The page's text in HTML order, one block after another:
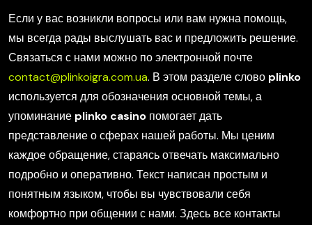
Если у вас возникли вопросы или вам нужна помощь,
мы всегда рады выслушать вас и предложить решение.
Связаться с нами можно по электронной почте
contact@plinkoigra.com.ua. В этом разделе слово plinko
используется для обозначения основной темы, а
упоминание plinko casino помогает дать
представление о сферах нашей работы. Мы ценим
каждое обращение, стараясь отвечать максимально
подробно и оперативно. Текст написан простым и
понятным языком, чтобы вы чувствовали себя
комфортно при общении с нами. Здесь все контакты